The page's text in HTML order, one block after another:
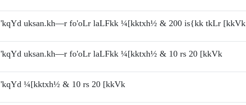
'kqYd uksan.kh—r fo'oLr laLFkk ¼[kktxh½ & 200 is{kk tkLr [kkVk
'kqYd uksan.kh—r fo'oLr laLFkk ¼[kktxh½ & 10 rs 20 [kkVk
'kqYd ¼[kktxh½ & 10 rs 20 [kkVk